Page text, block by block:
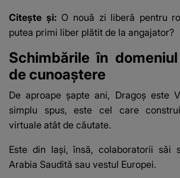
Citește și: O nouă zi liberă pentru
putea primi liber plătit de la angajator?
Schimbările în
de cunoaștere
De aproape șapte ani, Dragoș este
simplu spus, este cel care
virtuale atât de căutate.
Este din Iași, însă, colaboratorii săi
Arabia Saudită sau vestul Europei.